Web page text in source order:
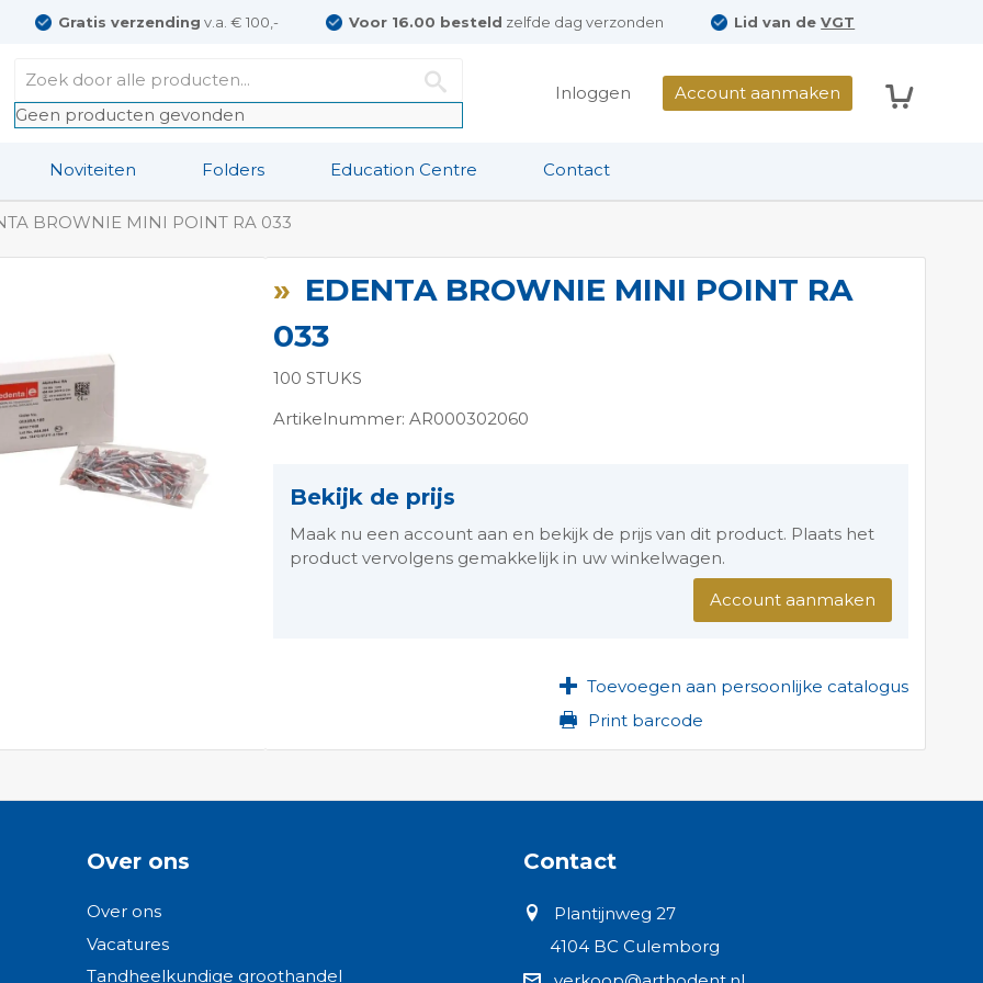
Gratis verzending v.a. € 100,- Voor 16.00 besteld zelfde dag verzonden Lid van deVGT
Geen producten gevonden
Inloggen Account aanmaken
Noviteiten Folders Education Centre Contact
BROWNIE MINI POINT RA 033
EDENTA BROWNIE MINI POINT RA
033
100 STUKS
Artikelnummer: AR000302060
Bekijk de prijs
Maak nu een account aan en bekijk de prijs van dit product. Plaats het
product vervolgens gemakkelijk in uw winkelwagen.
Account aanmaken
Toevoegen aan persoonlijke catalogus
Print barcode
Over ons
Over ons
Vacatures
Tandheelkundige groothandel
Contact
Plantijnweg 27
4104 BC Culemborg